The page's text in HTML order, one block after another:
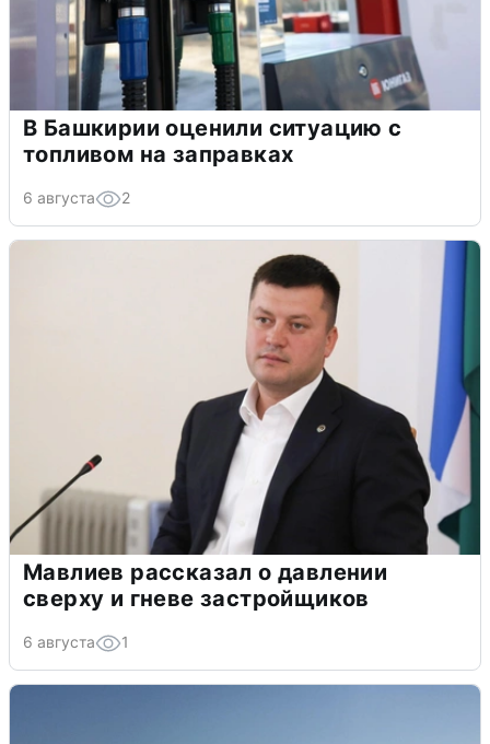
В Башкирии оценили ситуацию с
топливом на заправках
6 августа 2
Мавлиев рассказал о давлении
сверху и гневе застройщиков
6 августа 1